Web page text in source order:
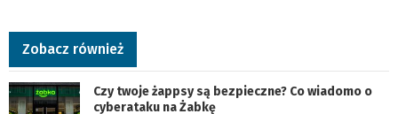
Zobacz również
Czy twoje żappsy są bezpieczne? Co wiadomo o
cyberataku na Żabkę